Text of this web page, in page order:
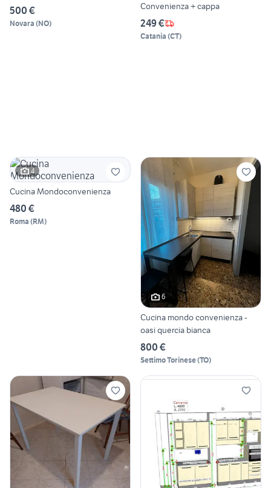
500 €
Novara (NO)
Convenienza + cappa
249 €
Catania (CT)
4
Cucina Mondoconvenienza
480 €
Roma (RM)
6
Cucina mondo convenienza -
oasi quercia bianca
800 €
Settimo Torinese(TO)